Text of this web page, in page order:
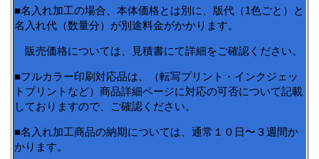
■名入れ加工の場合、本体価格とは別に、版代（1色ごと）と
名入れ代（数量分）が別途料金がかかります。
販売価格については、見積書にて詳細をご確認ください。
■フルカラー印刷対応品は、（転写プリント・インクジェッ
トプリントなど）商品詳細ページに対応の可否について記載
しておりますので、ご確認ください。
■名入れ加工商品の納期については、通常１０日〜３週間か
かります。